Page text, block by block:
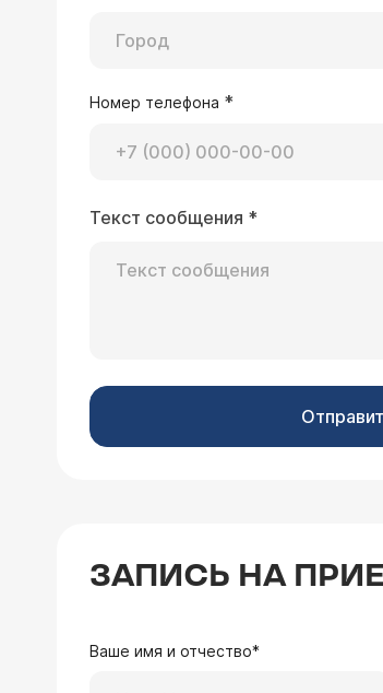
Номер телефона *
Текст сообщения *
ЗАПИСЬ НА
Ваше имя и отчество*